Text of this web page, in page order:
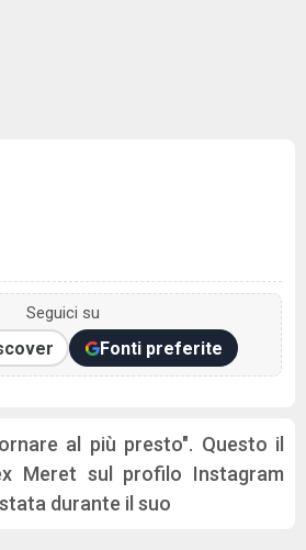
Seguici su
Fonti preferite
al più presto". Questo il
Meret sul profilo Instagram
durante il suo